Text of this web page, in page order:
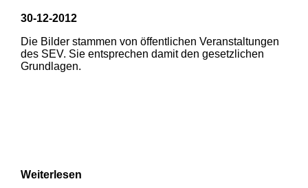
1 2
30-12-2012
Die Bilder stammen von öffentlichen Veranstaltungen
des SEV. Sie entsprechen damit den gesetzlichen
Grundlagen.
Weiterlesen